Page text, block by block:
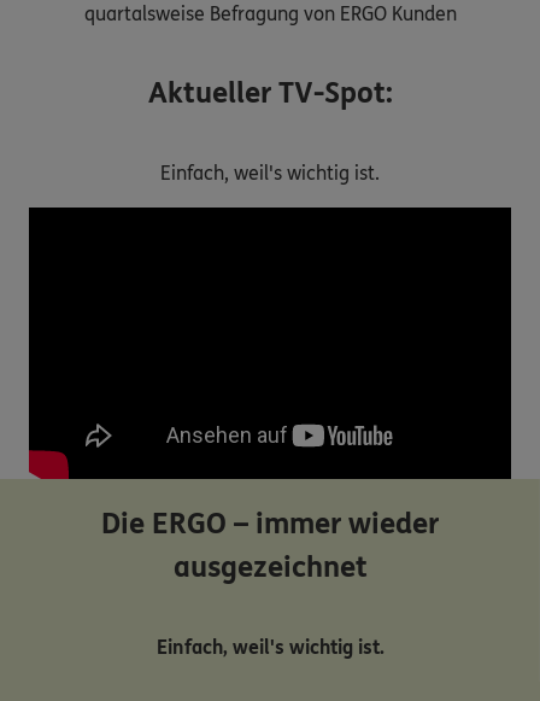
quartalsweise Befragung von ERGO Kunden
Aktueller TV-Spot:
Einfach, weil's wichtig ist.
Die ERGO – immer wieder
ausgezeichnet
Einfach, weil's wichtig ist.